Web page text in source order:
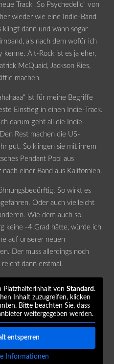
Track „So Psychedelic“ von
wieder wie eine Indie-Band
dann und wann sogar
als nach dem wofür ich
kenne. Alt-Rock ist es ja eher,
McQuaid, Jackson Ries,
machen.
ist für meine Begriffe
Einstieg in einen Indie-Track.
darum geht all die Indie-
Rest machen die US-
gut. So klingen sie mit ihrem
Pendant Pool aus
einer Band aus Kalifornien.
So wirkt es
Oder auch vielleicht
Wie dem auch so.
keine -4 Grad hätte, würde ich
auf unserer neuen
Der muss allerdings noch
dann erstmal.
Platzhalterinhalt von Standard .
Inhalt zuzugreifen, klicken
Bitte beachten Sie, dass
weitergegeben werden.
entsperren
Informationen